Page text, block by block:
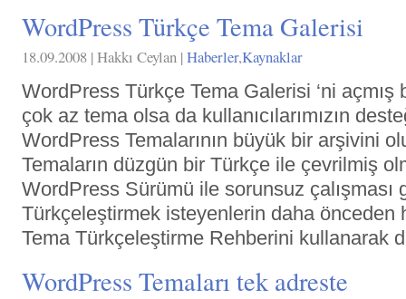
WordPress Türkçe Tema Galerisi
18.09.2008 | Hakkı Ceylan |Haberler,Kaynaklar
WordPress Türkçe Tema Galerisi ‘ni
çok az tema olsa da kullanıcılarımızın
WordPress Temalarının büyük bir arşivini
Temaların düzgün bir Türkçe ile çevrilmiş
WordPress Sürümü ile sorunsuz çalışması
Türkçeleştirmek isteyenlerin daha önceden
Tema Türkçeleştirme Rehberini kullanarak
WordPress Temaları tek adreste